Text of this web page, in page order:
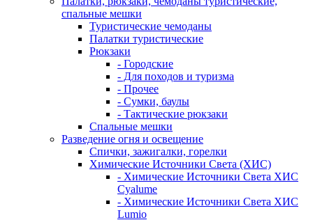
спальные мешки
Туристические чемоданы
Палатки туристические
Рюкзаки
- Городские
- Для походов и туризма
- Прочее
- Сумки, баулы
- Тактические рюкзаки
Спальные мешки
Разведение огня и освещение
Спички, зажигалки, горелки
Химические Источники Света (ХИС)
- Химические Источники Света ХИС
Cyalume
- Химические Источники Света ХИС
Lumio